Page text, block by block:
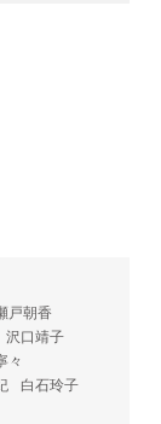
戸朝香
沢口靖子
々
白石玲子